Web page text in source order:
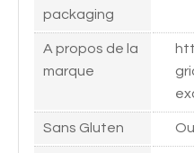
packaging
A propos de la
marque
Sans Gluten